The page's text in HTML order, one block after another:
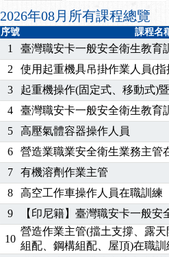
2025/06/06【進修課程】～～前導
2025/05/29【進修課程】前導課程
2025/04/28【進修課程】要怎麼進
2025/01/21「高壓氣體製造安全主
訓測驗
2025/01/15【線上課程】碳中和核
2026/07/15【免費研習】115年製
2026/07/08【中心公告】因應颱風
2026/05/06【產業人才投資】06/
2026/04/24【製程安全評估人員】
2025/11/11【中心公告】颱風假11/
2025/11/10 【中心公告】因應颱風
2025/10/30【進修課程】2026年，
2025/08/20 【進修課程】SDS格式
2025/08/12【中心公告】因應颱風
2025/07/06【中心公告】颱風假114/
2026年08月所有課程總覽
序號 課程名
1 臺灣職安卡一般安全衛生教育
2 使用起重機具吊掛作業人員(指
3 起重機操作(固定式、移動式)
4 臺灣職安卡一般安全衛生教育
5 高壓氣體容器操作人員
6 營造業職業安全衛生業務主管
7 有機溶劑作業主管
8 高空工作車操作人員在職訓練
9 【印尼籍】臺灣職安卡一般安
10
營造作業主管(擋土支撐、露
組配、鋼構組配、屋頂)在職訓